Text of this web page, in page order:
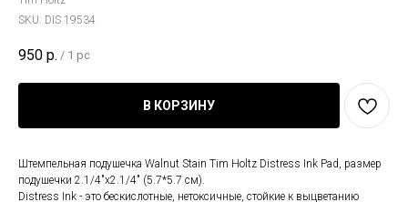
SKU: DIS 19534
950 р. / 1 pc
В КОРЗИНУ
Штемпельная подушечка Walnut Stain Tim Holtz Distress Ink Pad, размер
подушечки 2.1/4"x2.1/4" (5.7*5.7 см).
Distress Ink - это бескислотные, нетоксичные, стойкие к выцветанию